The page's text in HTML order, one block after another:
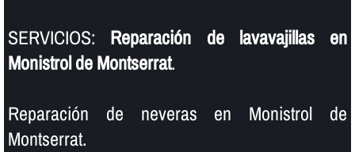
SERVICIOS: Reparación de lavavajillas en
Monistrol de Montserrat.
Reparación de neveras en Monistrol de
Montserrat.